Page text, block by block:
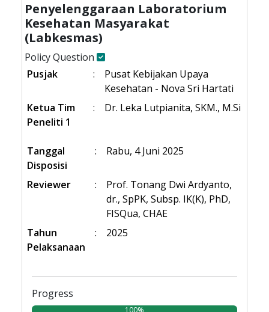
Penyelenggaraan Laboratorium
Kesehatan Masyarakat
(Labkesmas)
Policy Question
Pusjak
:
Pusat Kebijakan Upaya
Kesehatan - Nova Sri Hartati
Ketua Tim
Peneliti 1
: Dr. Leka Lutpianita, SKM., M.Si
Tanggal
Disposisi
: Rabu, 4 Juni 2025
Reviewer :
Prof. Tonang Dwi Ardyanto,
dr., SpPK, Subsp. IK(K), PhD,
FISQua, CHAE
Tahun
Pelaksanaan
: 2025
Progress
100%